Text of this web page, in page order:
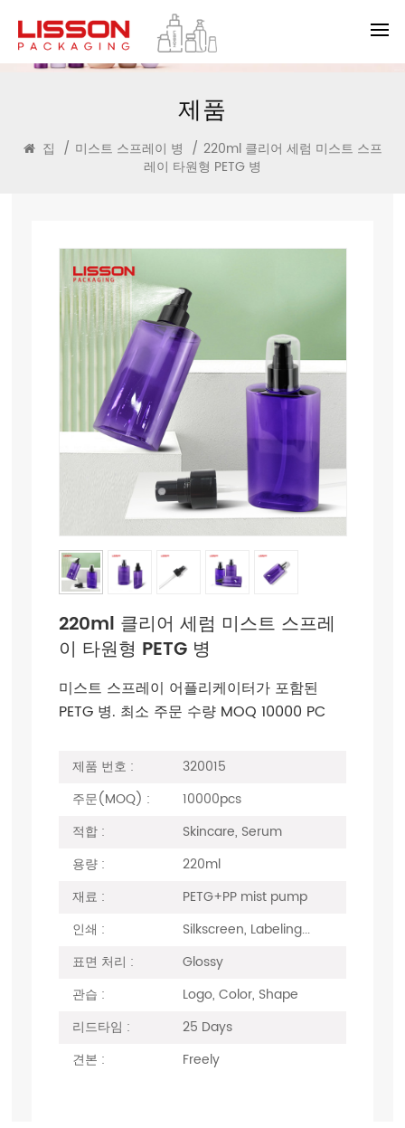
제품
집 / 미스트 스프레이 병 / 220ml 클리어 세럼 미스트 스프
레이 타원형 PETG 병
220ml 클리어 세럼 미스트 스프레
이 타원형 PETG 병
미스트 스프레이 어플리케이터가 포함된
PETG 병. 최소 주문 수량 MOQ 10000 PC
제품 번호 :
320015
주문(MOQ) :
10000pcs
적합 :
Skincare, Serum
용량 :
220ml
재료 :
PETG+PP mist pump
인쇄 :
Silkscreen, Labeling...
표면 처리 :
Glossy
관습 :
Logo, Color, Shape
리드타임 :
25 Days
견본 :
Freely